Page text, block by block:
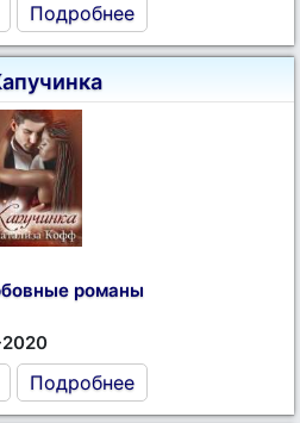
Подробнее
романы
Подробнее